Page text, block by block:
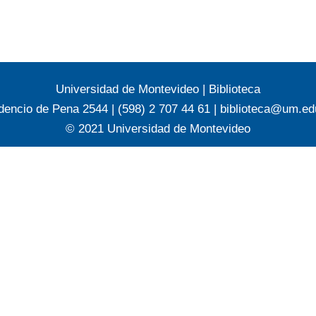
Universidad de Montevideo | Biblioteca
de Pena 2544 | (598) 2 707 44 61 |
© 2021 Universidad de Montevideo